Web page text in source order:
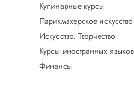
Кулинарные курсы
Парикмахерское искусство
Искусство. Творчество
Курсы иностранных языков
Финансы